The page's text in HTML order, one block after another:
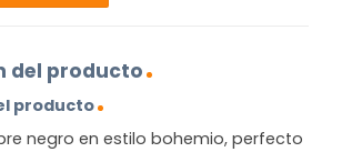
del producto
producto
negro en estilo bohemio, perfecto